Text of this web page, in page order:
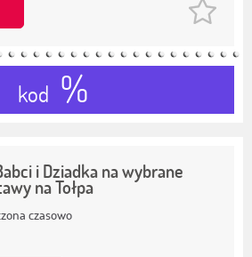
kod %
i Dziadka na wybrane
na Tołpa
czasowo